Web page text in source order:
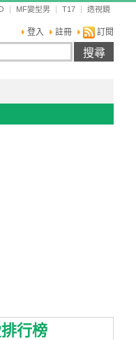
MF變型男 T17 透視鏡
登入 註冊 訂閱
行榜